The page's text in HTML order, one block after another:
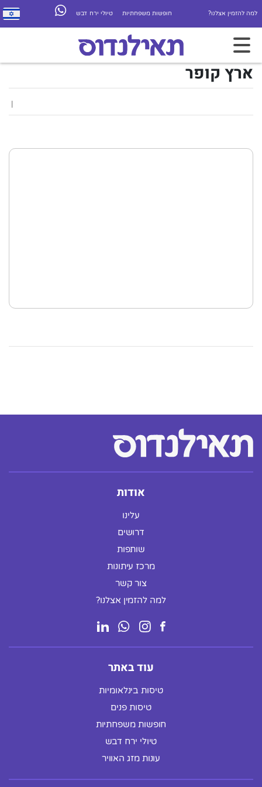
למה להזמין אצלנו? חופשות משפחתיות טיולי ירח דבש
ארץ קופר
|
אודות
עלינו
דרושים
שותפות
מרכז עיתונות
צור קשר
למה להזמין אצלנו?
עוד באתר
טיסות בינלאומיות
טיסות פנים
חופשות משפחתיות
טיולי ירח דבש
עונות מזג האוויר